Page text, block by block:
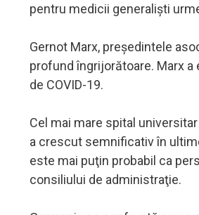
pentru medicii generalişti
Gernot Marx, preşedintele
profund îngrijorătoare. Marx
de COVID-19.
Cel mai mare spital
a crescut semnificativ în
este mai puţin probabil ca
consiliului de administraţie.